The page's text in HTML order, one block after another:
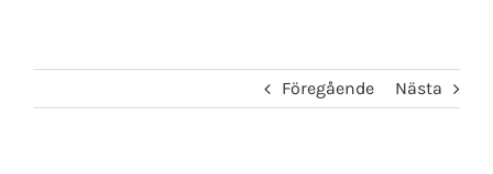
Föregående Nästa